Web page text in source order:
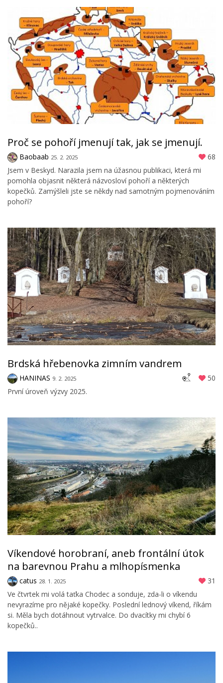
Proč se pohoří jmenují tak, jak se jmenují.
Baobaab 25. 2. 2025
68
Jsem v Beskyd. Narazila jsem na úžasnou publikaci, která mi
pomohla objasnit některá názvosloví pohoří a některých
kopečků. Zamýšleli jste se někdy nad samotným pojmenováním
pohoří?
Brdská hřebenovka zimním vandrem
HANINAS 9. 2. 2025
50
První úroveň výzvy 2025.
Víkendové horobraní, aneb frontální útok
na barevnou Prahu a mlhopísmenka
catus 28. 1. 2025
31
Ve čtvrtek mi volá taťka Chodec a sonduje, zda-li o víkendu
nevyrazíme pro nějaké kopečky. Poslední lednový víkend, říkám
si. Měla bych dotáhnout vytrvalce. Do dvacítky mi chybí 6
kopečků..